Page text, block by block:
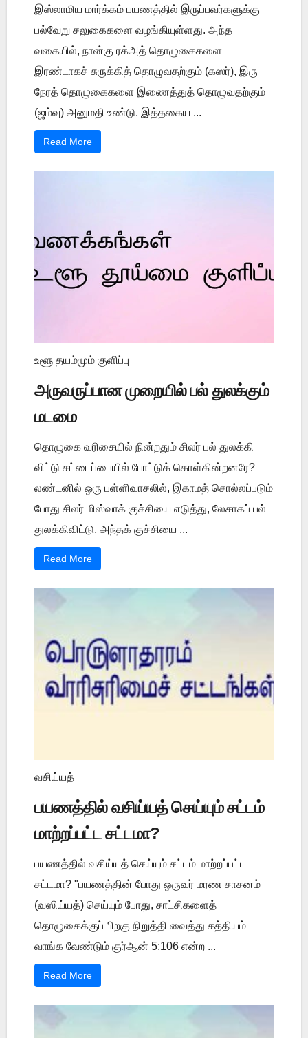
இஸ்லாமிய மார்க்கம் பயணத்தில் இருப்பவர்களுக்கு
பல்வேறு சலுகைகளை வழங்கியுள்ளது. அந்த
வகையில், நான்கு ரக்அத் தொழுகைகளை
இரண்டாகச் சுருக்கித் தொழுவதற்கும் (கஸர்), இரு
நேரத் தொழுகைகளை இணைத்துத் தொழுவதற்கும்
(ஜம்வு) அனுமதி உண்டு. இத்தகைய ...
Read More
உளூ தயம்மும் குளிப்பு
அருவருப்பான முறையில் பல் துலக்கும்
மடமை
தொழுகை வரிசையில் நின்றதும் சிலர் பல் துலக்கி
விட்டு சட்டைப்பையில் போட்டுக் கொள்கின்றனரே?
லண்டனில் ஒரு பள்ளிவாசலில், இகாமத் சொல்லப்படும்
போது சிலர் மிஸ்வாக் குச்சியை எடுத்து, லேசாகப் பல்
துலக்கிவிட்டு, அந்தக் குச்சியை ...
Read More
வசிய்யத்
பயணத்தில் வசிய்யத் செய்யும் சட்டம்
மாற்றப்பட்ட சட்டமா?
பயணத்தில் வசிய்யத் செய்யும் சட்டம் மாற்றப்பட்ட
சட்டமா? "பயணத்தின் போது ஒருவர் மரண சாசனம்
(வஸிய்யத்) செய்யும் போது, சாட்சிகளைத்
தொழுகைக்குப் பிறகு நிறுத்தி வைத்து சத்தியம்
வாங்க வேண்டும் குர்ஆன் 5:106 என்ற ...
Read More